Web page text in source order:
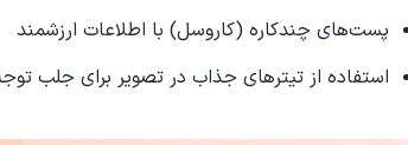
پست‌های چندکاره (کاروسل) با اطلاعات ارزشمند
استفاده از تیترهای جذاب در تصویر برای جلب